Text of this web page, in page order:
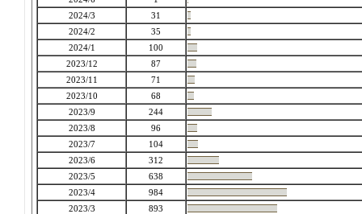
2024/3
31
2024/2
35
2024/1
100
2023/12
87
2023/11
71
2023/10
68
2023/9
244
2023/8
96
2023/7
104
2023/6
312
2023/5
638
2023/4
984
2023/3
893